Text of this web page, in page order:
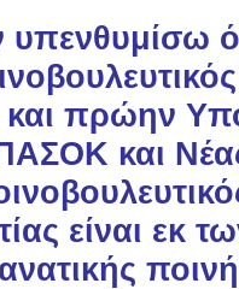
και πρώην
και
είναι εκ